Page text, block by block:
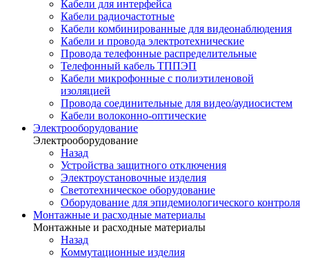
Кабели для интерфейса
Кабели радиочастотные
Кабели комбинированные для видеонаблюдения
Кабели и провода электротехнические
Провода телефонные распределительные
Телефонный кабель ТППЭП
Кабели микрофонные с полиэтиленовой
изоляцией
Провода соединительные для видео/аудиосистем
Кабели волоконно-оптические
Электрооборудование
Электрооборудование
Назад
Устройства защитного отключения
Электроустановочные изделия
Светотехническое оборудование
Оборудование для эпидемиологического контроля
Монтажные и расходные материалы
Монтажные и расходные материалы
Назад
Коммутационные изделия